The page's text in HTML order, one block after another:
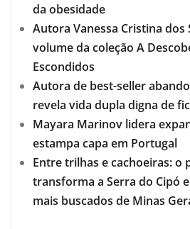
da obesidade
Autora Vanessa Cristina dos
volume da coleção A
Escondidos
Autora de best-seller
revela vida dupla digna de
Mayara Marinov lidera
estampa capa em Portugal
Entre trilhas e cachoeiras: o
transforma a Serra do Cipó
mais buscados de Minas